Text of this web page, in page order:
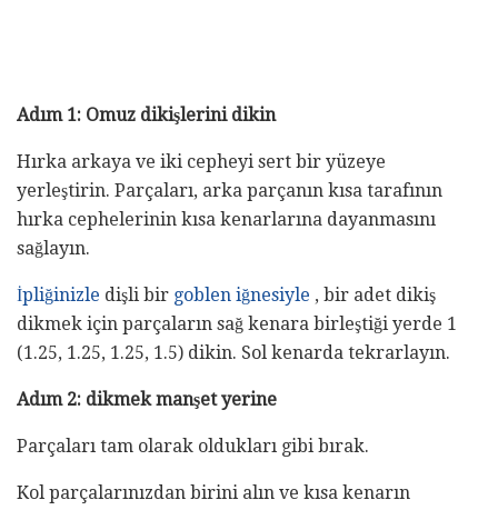
Adım 1: Omuz dikişlerini dikin
Hırka arkaya ve iki cepheyi sert bir yüzeye
yerleştirin. Parçaları, arka parçanın kısa tarafının
hırka cephelerinin kısa kenarlarına dayanmasını
sağlayın.
İpliğinizle dişli bir goblen iğnesiyle , bir adet dikiş
dikmek için parçaların sağ kenara birleştiği yerde 1
(1.25, 1.25, 1.25, 1.5) dikin. Sol kenarda tekrarlayın.
Adım 2: dikmek manşet yerine
Parçaları tam olarak oldukları gibi bırak.
Kol parçalarınızdan birini alın ve kısa kenarın